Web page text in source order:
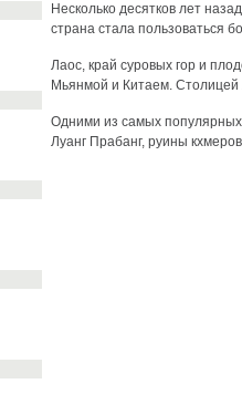
Несколько десятков лет
страна стала пользоваться
Лаос, край суровых гор и
Мьянмой и Китаем. Столицей
Одними из самых
Луанг Прабанг, руины